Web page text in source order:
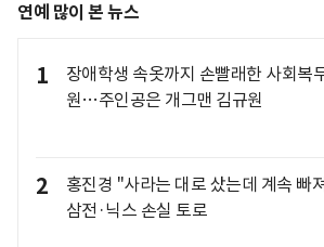
연예 많이 본 뉴스
1
장애학생 속옷까지 손빨래한 사회복
원…주인공은 개그맨 김규원
2
홍진경 "사라는 대로 샀는데 계속 빠
삼전·닉스 손실 토로